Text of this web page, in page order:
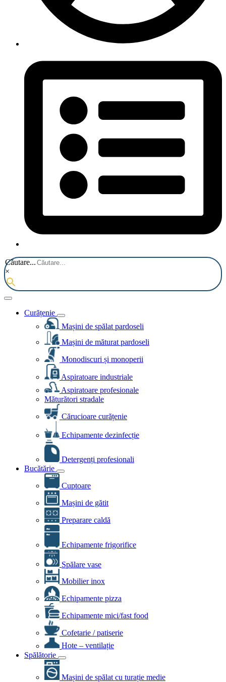
Căutare...
×
Curățenie
Mașini de spălat pardoseli
Mașini de măturat pardoseli
Monodiscuri și monoperii
Aspiratoare industriale
Aspiratoare profesionale
Măturători stradale
Cărucioare curățenie
Echipamente dezinfecție
Detergenți profesionali
Bucătărie
Cuptoare
Mașini de gătit
Preparare caldă
Echipamente frigorifice
Spălare vase
Mobilier inox
Echipamente pizza
Echipamente mici/fast food
Cofetarie / patiserie
Hote – ventilație
Spălătorie
Mașini de spălat cu turație medie